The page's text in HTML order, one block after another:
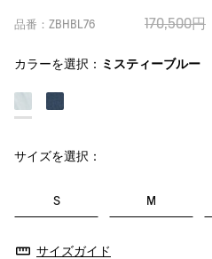
品番：ZBHBL76 170,500円
カラーを選択： ミスティーブルー
サイズを選択：
S M
サイズガイド